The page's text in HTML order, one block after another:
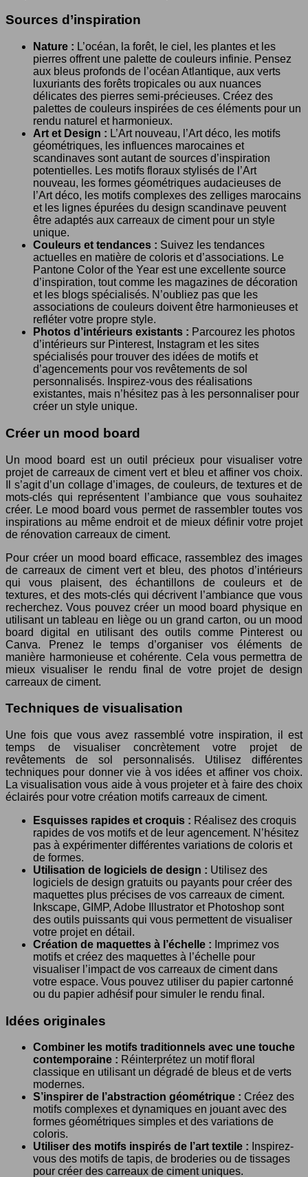
Sources d’inspiration
Nature : L’océan, la forêt, le ciel, les plantes et les
pierres offrent une palette de couleurs infinie. Pensez
aux bleus profonds de l’océan Atlantique, aux verts
luxuriants des forêts tropicales ou aux nuances
délicates des pierres semi-précieuses. Créez des
palettes de couleurs inspirées de ces éléments pour un
rendu naturel et harmonieux.
Art et Design : L’Art nouveau, l’Art déco, les motifs
géométriques, les influences marocaines et
scandinaves sont autant de sources d’inspiration
potentielles. Les motifs floraux stylisés de l’Art
nouveau, les formes géométriques audacieuses de
l’Art déco, les motifs complexes des zelliges marocains
et les lignes épurées du design scandinave peuvent
être adaptés aux carreaux de ciment pour un style
unique.
Couleurs et tendances : Suivez les tendances
actuelles en matière de coloris et d’associations. Le
Pantone Color of the Year est une excellente source
d’inspiration, tout comme les magazines de décoration
et les blogs spécialisés. N’oubliez pas que les
associations de couleurs doivent être harmonieuses et
refléter votre propre style.
Photos d’intérieurs existants : Parcourez les photos
d’intérieurs sur Pinterest, Instagram et les sites
spécialisés pour trouver des idées de motifs et
d’agencements pour vos revêtements de sol
personnalisés. Inspirez-vous des réalisations
existantes, mais n’hésitez pas à les personnaliser pour
créer un style unique.
Créer un mood board
Un mood board est un outil précieux pour visualiser votre
projet de carreaux de ciment vert et bleu et affiner vos choix.
Il s’agit d’un collage d’images, de couleurs, de textures et de
mots-clés qui représentent l’ambiance que vous souhaitez
créer. Le mood board vous permet de rassembler toutes vos
inspirations au même endroit et de mieux définir votre projet
de rénovation carreaux de ciment.
Pour créer un mood board efficace, rassemblez des images
de carreaux de ciment vert et bleu, des photos d’intérieurs
qui vous plaisent, des échantillons de couleurs et de
textures, et des mots-clés qui décrivent l’ambiance que vous
recherchez. Vous pouvez créer un mood board physique en
utilisant un tableau en liège ou un grand carton, ou un mood
board digital en utilisant des outils comme Pinterest ou
Canva. Prenez le temps d’organiser vos éléments de
manière harmonieuse et cohérente. Cela vous permettra de
mieux visualiser le rendu final de votre projet de design
carreaux de ciment.
Techniques de visualisation
Une fois que vous avez rassemblé votre inspiration, il est
temps de visualiser concrètement votre projet de
revêtements de sol personnalisés. Utilisez différentes
techniques pour donner vie à vos idées et affiner vos choix.
La visualisation vous aide à vous projeter et à faire des choix
éclairés pour votre création motifs carreaux de ciment.
Esquisses rapides et croquis : Réalisez des croquis
rapides de vos motifs et de leur agencement. N’hésitez
pas à expérimenter différentes variations de coloris et
de formes.
Utilisation de logiciels de design : Utilisez des
logiciels de design gratuits ou payants pour créer des
maquettes plus précises de vos carreaux de ciment.
Inkscape, GIMP, Adobe Illustrator et Photoshop sont
des outils puissants qui vous permettent de visualiser
votre projet en détail.
Création de maquettes à l’échelle : Imprimez vos
motifs et créez des maquettes à l’échelle pour
visualiser l’impact de vos carreaux de ciment dans
votre espace. Vous pouvez utiliser du papier cartonné
ou du papier adhésif pour simuler le rendu final.
Idées originales
Combiner les motifs traditionnels avec une touche
contemporaine : Réinterprétez un motif floral
classique en utilisant un dégradé de bleus et de verts
modernes.
S’inspirer de l’abstraction géométrique : Créez des
motifs complexes et dynamiques en jouant avec des
formes géométriques simples et des variations de
coloris.
Utiliser des motifs inspirés de l’art textile : Inspirez-
vous des motifs de tapis, de broderies ou de tissages
pour créer des carreaux de ciment uniques.